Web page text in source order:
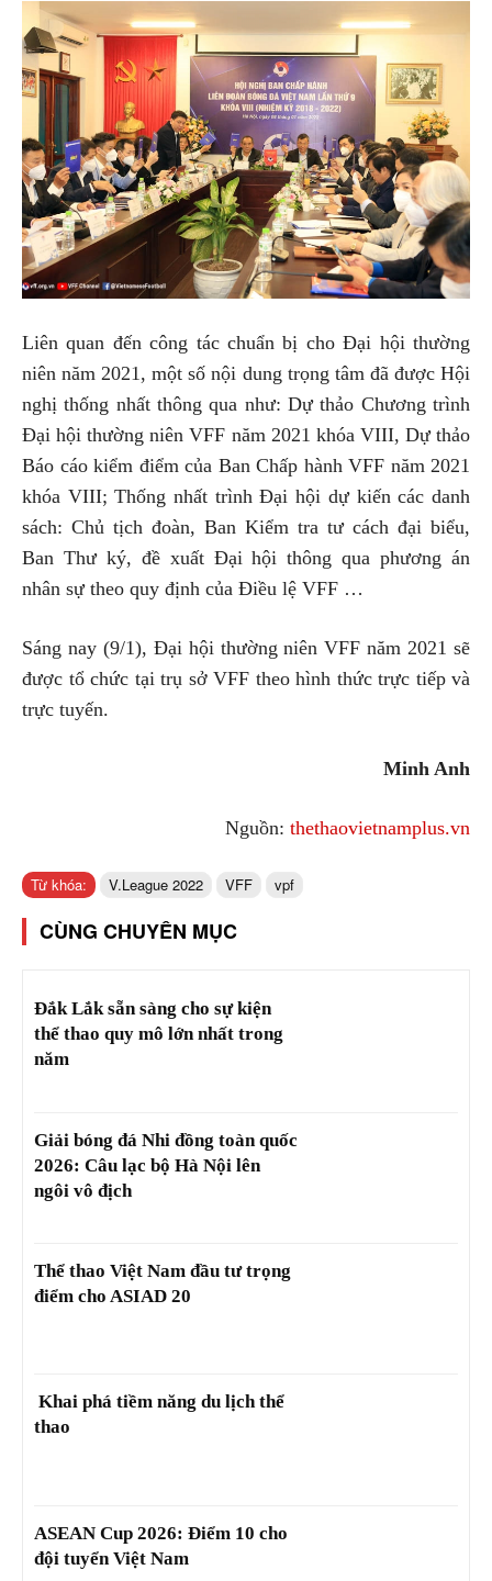
Liên quan đến công tác chuẩn bị cho Đại hội thường
niên năm 2021, một số nội dung trọng tâm đã được Hội
nghị thống nhất thông qua như: Dự thảo Chương trình
Đại hội thường niên VFF năm 2021 khóa VIII, Dự thảo
Báo cáo kiểm điểm của Ban Chấp hành VFF năm 2021
khóa VIII; Thống nhất trình Đại hội dự kiến các danh
sách: Chủ tịch đoàn, Ban Kiểm tra tư cách đại biểu,
Ban Thư ký, đề xuất Đại hội thông qua phương án
nhân sự theo quy định của Điều lệ VFF …
Sáng nay (9/1), Đại hội thường niên VFF năm 2021 sẽ
được tổ chức tại trụ sở VFF theo hình thức trực tiếp và
trực tuyến.
Minh Anh
Nguồn: thethaovietnamplus.vn
Từ khóa: V.League 2022 VFF vpf
CÙNG CHUYÊN MỤC
Đắk Lắk sẵn sàng cho sự kiện
thể thao quy mô lớn nhất trong
năm
Giải bóng đá Nhi đồng toàn quốc
2026: Câu lạc bộ Hà Nội lên
ngôi vô địch
Thể thao Việt Nam đầu tư trọng
điểm cho ASIAD 20
Khai phá tiềm năng du lịch thể
thao
ASEAN Cup 2026: Điểm 10 cho
đội tuyển Việt Nam